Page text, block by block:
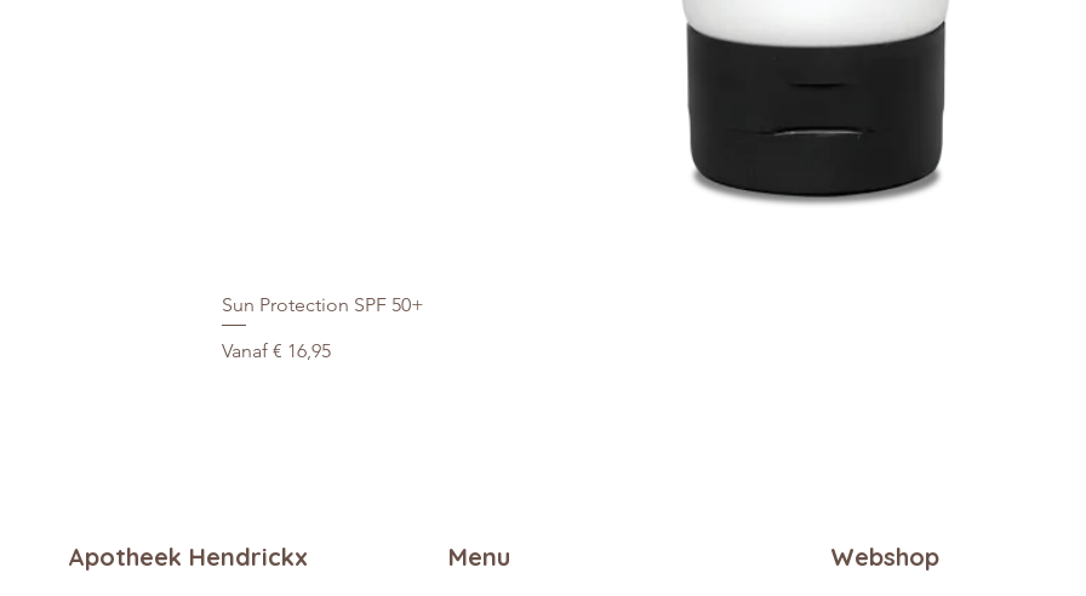
Sun Protection SPF 50+
Vanaf € 16,95
Verkoopprijs
Apotheek Hendrickx Menu Webshop